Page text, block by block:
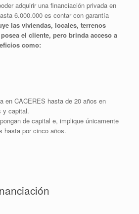
adquirir una financiación privada en
6.000.000 es contar con garantía
las viviendas, locales, terrenos
el cliente, pero brinda acceso a
como:
en CACERES hasta de 20 años en
y capital.
de capital e, implique únicamente
hasta por cinco años.